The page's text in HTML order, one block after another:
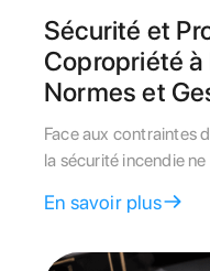
Sécurité et
Copropriété à
Normes et
Face aux contraintes
la sécurité incendie
contrôle et les leviers
En savoir plus